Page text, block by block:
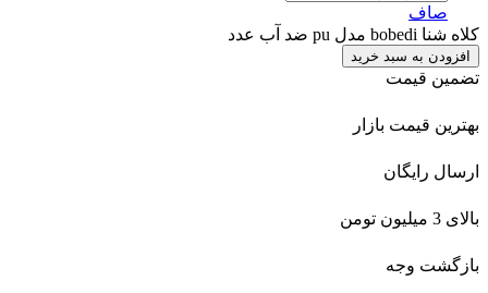
صاف
کلاه شنا bobedi مدل pu ضد آب عدد
افزودن به سبد خرید
تضمین قیمت
بهترین قیمت بازار
ارسال رایگان
بالای 3 میلیون تومن
بازگشت وجه